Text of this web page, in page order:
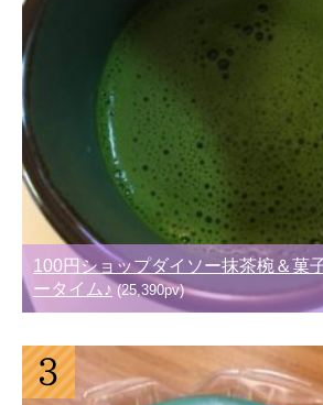
100円ショップダイソー抹茶椀＆菓
ータイム♪ (25,390pv)